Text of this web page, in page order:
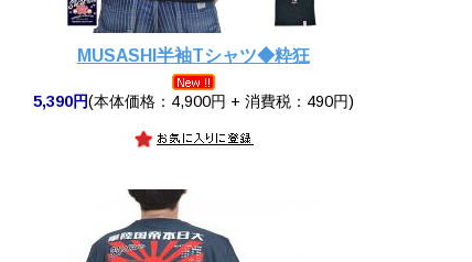
MUSASHI半袖Tシャツ◆粋狂
5,390円(本体価格：4,900円 + 消費税：490円)